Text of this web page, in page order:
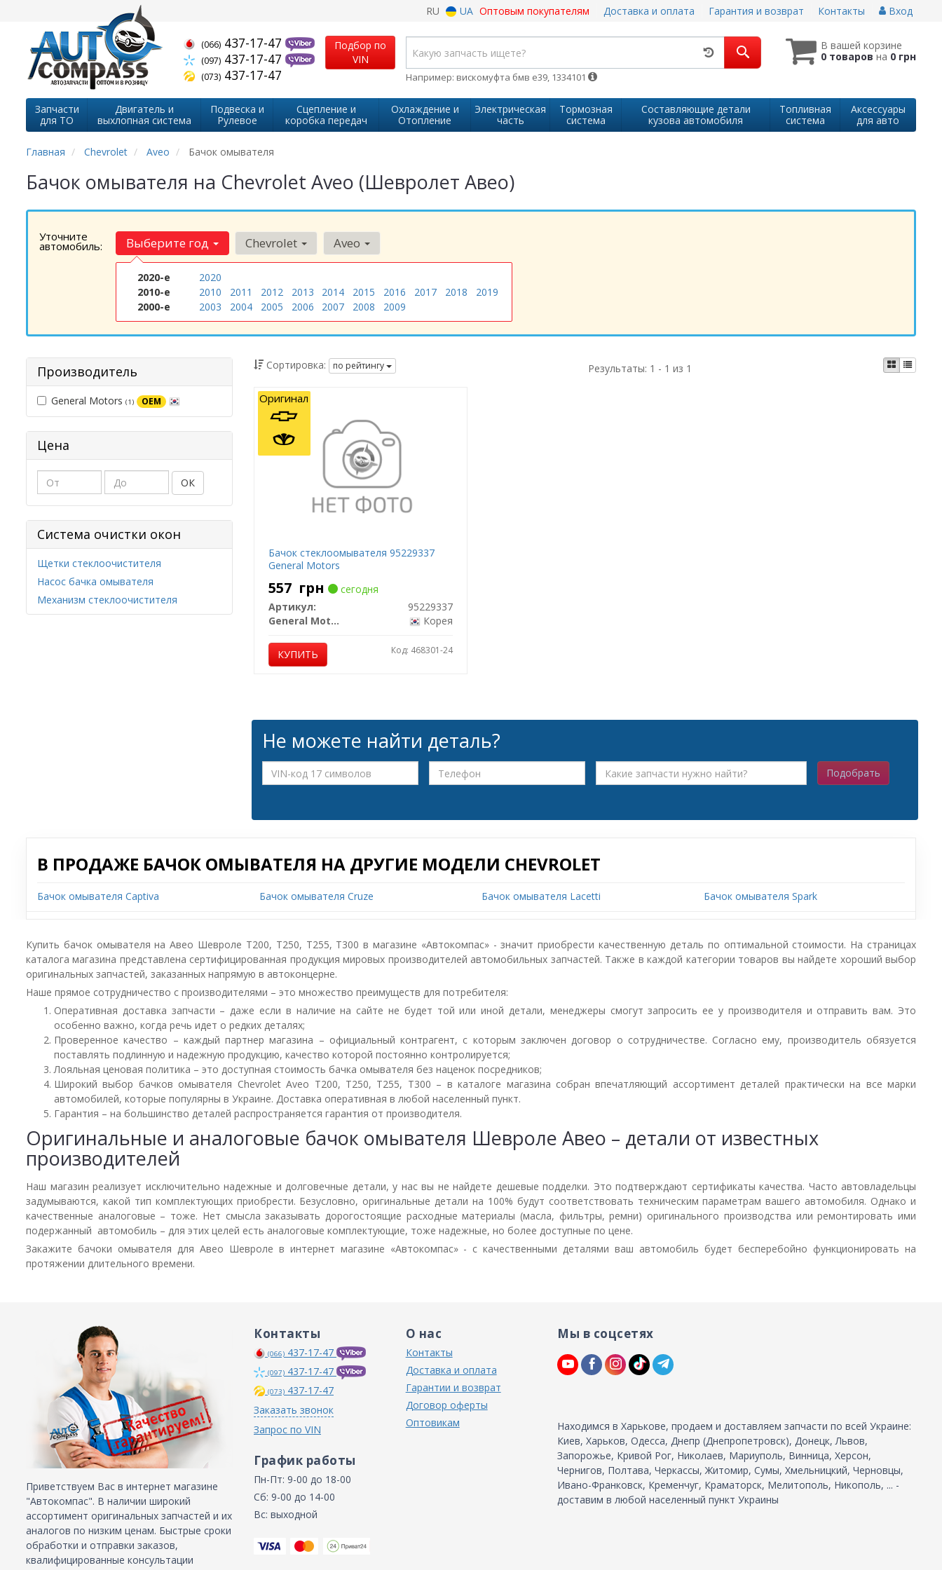
RU UA Оптовым покупателям Доставка и оплата Гарантия и возврат Контакты Вход
(066) 437-17-47
(097) 437-17-47
(073) 437-17-47
Подбор по
VIN
В вашей корзине
0 товаровна 0 грн
Например: вискомуфта бмв е39, 1334101
Запчасти
для ТО
Двигатель и
выхлопная система
Подвеска и
Рулевое
Сцепление и
коробка передач
Охлаждение и
Отопление
Электрическая
часть
Тормозная
система
Составляющие детали
кузова автомобиля
Топливная
система
Аксессуары
для авто
Главная Chevrolet Aveo Бачок омывателя
Бачок омывателя на Chevrolet Aveo (Шевролет Авео)
Уточните
автомобиль: Выберите год
2020-е
2020
2010-е
2010 2011 2012 2013 2014 2015 2016 2017 2018
2019
2000-е
2003 2004 2005 2006 2007 2008 2009
Chevrolet Aveo
Производитель
General Motors (1) OEM
Цена
ОК
Система очистки окон
Щетки стеклоочистителя
Насос бачка омывателя
Механизм стеклоочистителя
Сортировка: по рейтингу Результаты: 1 - 1 из 1
Бачок стеклоомывателя 95229337
General Motors
557 грн
сегодня
Артикул:
95229337
General Motors
Корея
КУПИТЬ Код: 468301-24
Оригинал
Не можете найти деталь?
Подобрать
В ПРОДАЖЕ БАЧОК ОМЫВАТЕЛЯ НА ДРУГИЕ МОДЕЛИ CHEVROLET
Бачок омывателя Captiva Бачок омывателя Cruze Бачок омывателя Lacetti Бачок омывателя Spark
Купить бачок омывателя на Авео Шевроле T200, T250, T255, T300 в магазине «Автокомпас» - значит приобрести качественную деталь по оптимальной стоимости. На страницах
каталога магазина представлена сертифицированная продукция мировых производителей автомобильных запчастей. Также в каждой категории товаров вы найдете хороший выбор
оригинальных запчастей, заказанных напрямую в автоконцерне.
Наше прямое сотрудничество с производителями – это множество преимуществ для потребителя:
Оперативная доставка запчасти – даже если в наличие на сайте не будет той или иной детали, менеджеры смогут запросить ее у производителя и отправить вам. Это
особенно важно, когда речь идет о редких деталях;
Проверенное качество – каждый партнер магазина – официальный контрагент, с которым заключен договор о сотрудничестве. Согласно ему, производитель обязуется
поставлять подлинную и надежную продукцию, качество которой постоянно контролируется;
Лояльная ценовая политика – это доступная стоимость бачка омывателя без наценок посредников;
Широкий выбор бачков омывателя Chevrolet Aveo T200, T250, T255, T300 – в каталоге магазина собран впечатляющий ассортимент деталей практически на все марки
автомобилей, которые популярны в Украине. Доставка оперативная в любой населенный пункт.
Гарантия – на большинство деталей распространяется гарантия от производителя.
Оригинальные и аналоговые бачок омывателя Шевроле Авео – детали от известных
производителей
Наш магазин реализует исключительно надежные и долговечные детали, у нас вы не найдете дешевые подделки. Это подтверждают сертификаты качества. Часто автовладельцы
задумываются, какой тип комплектующих приобрести. Безусловно, оригинальные детали на 100% будут соответствовать техническим параметрам вашего автомобиля. Однако и
качественные аналоговые – тоже. Нет смысла заказывать дорогостоящие расходные материалы (масла, фильтры, ремни) оригинального производства или ремонтировать ими
подержанный автомобиль – для этих целей есть аналоговые комплектующие, тоже надежные, но более доступные по цене.
Закажите бачоки омывателя для Авео Шевроле в интернет магазине «Автокомпас» - с качественными деталями ваш автомобиль будет бесперебойно функционировать на
протяжении длительного времени.
Приветствуем Вас в интернет магазине
"Автокомпас". В наличии широкий
ассортимент оригинальных запчастей и их
аналогов по низким ценам. Быстрые сроки
обработки и отправки заказов,
квалифицированные консультации
Контакты
(066) 437-17-47
(097) 437-17-47
(073) 437-17-47
Заказать звонок
Запрос по VIN
График работы
Пн-Пт: 9-00 до 18-00
Сб: 9-00 до 14-00
Вс: выходной
О нас
Контакты
Доставка и оплата
Гарантии и возврат
Договор оферты
Оптовикам
Мы в соцсетях
Находимся в Харькове, продаем и доставляем запчасти по всей Украине:
Киев, Харьков, Одесса, Днепр (Днепропетровск), Донецк, Львов,
Запорожье, Кривой Рог, Николаев, Мариуполь, Винница, Херсон,
Чернигов, Полтава, Черкассы, Житомир, Сумы, Хмельницкий, Черновцы,
Ивано-Франковск, Кременчуг, Краматорск, Мелитополь, Никополь, ... -
доставим в любой населенный пункт Украины